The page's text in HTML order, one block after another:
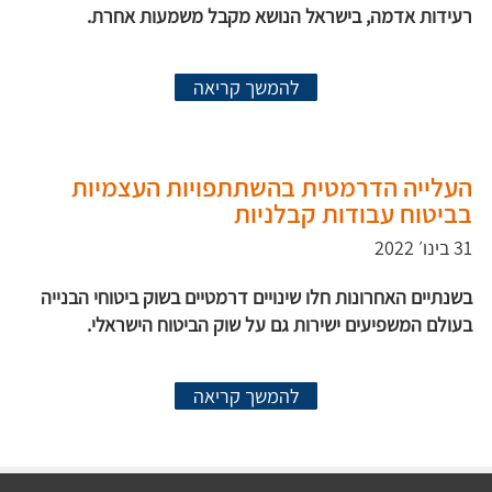
רעידות אדמה, בישראל הנושא מקבל משמעות אחרת.
להמשך קריאה
העלייה הדרמטית בהשתתפויות העצמיות
בביטוח עבודות קבלניות
31 בינו׳ 2022
בשנתיים האחרונות חלו שינויים דרמטיים בשוק ביטוחי הבנייה
בעולם המשפיעים ישירות גם על שוק הביטוח הישראלי.
להמשך קריאה